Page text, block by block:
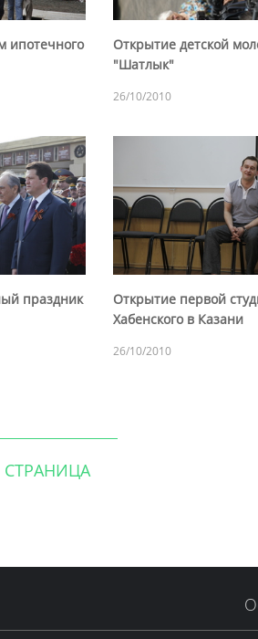
ипотечного
Открытие детской
"Шатлык"
26/10/2010
праздник
Открытие первой
Хабенского в Казани
26/10/2010